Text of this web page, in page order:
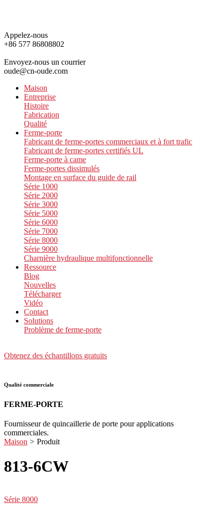
Appelez-nous
+86 577 86808802
Envoyez-nous un courrier
oude@cn-oude.com
Maison
Entreprise
Histoire
Fabrication
Qualité
Ferme-porte
Fabricant de ferme-portes commerciaux et à fort trafic
Fabricant de ferme-portes certifiés UL
Ferme-porte à came
Ferme-portes dissimulés
Montage en surface du guide de rail
Série 1000
Série 2000
Série 3000
Série 5000
Série 6000
Série 7000
Série 8000
Série 9000
Charnière hydraulique multifonctionnelle
Ressource
Blog
Nouvelles
Télécharger
Vidéo
Contact
Solutions
Problème de ferme-porte
Obtenez des échantillons gratuits
Qualité commerciale
FERME-PORTE
Fournisseur de quincaillerie de porte pour applications
commerciales.
Maison > Produit
813-6CW
Série 8000